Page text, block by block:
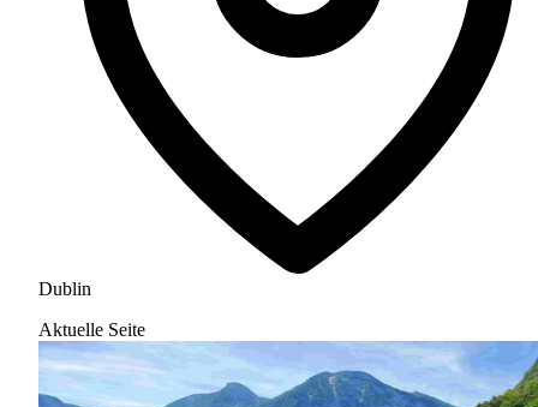
Dublin
Aktuelle Seite